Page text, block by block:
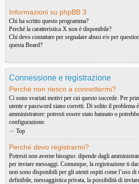
Informazioni su phpBB 3
Chi ha scritto questo programma?
Perché la caratteristica X non è disponibile?
Chi devo contattare per segnalare abusi e/o per
questa Board?
Connessione e registrazione
Perché non riesco a connettermi?
Ci sono svariati motivi per cui questo succede. Per
utente e password siano corretti. Di solito il problema
amministratore: potresti essere stato bannato o
configurazione.
Top
Perché devo registrarmi?
Potresti non averne bisogno: dipende dagli
per inviare messaggi. Comunque, la registrazione ti
non sono disponibili per gli utenti ospiti come l’uso di
definibile, messaggistica privata, la possibilità di